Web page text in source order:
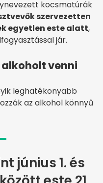
kocsmatúrák
szervezetten
egyetlen este alatt,
jár.
alkoholt venni
leghatékonyabb
az alkohol könnyű
június 1. és